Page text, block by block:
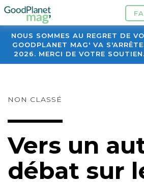
NOUS SOMMES AU REGRET DE
GOODPLANET MAG' VA
2026. MERCI DE VOTRE
NON CLASSÉ
Vers un
débat sur